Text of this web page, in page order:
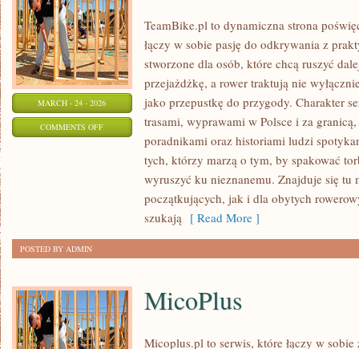
MARCH - 24 - 2026
COMMENTS OFFON
TeamBike.pl to dynamiczna strona
łączy w sobie pasję do odkrywania z
stworzone dla osób, które chcą ruszyć
przejażdżkę, a rower traktują nie
jako przepustkę do przygody. Charakter
trasami, wyprawami w Polsce i za
poradnikami oraz historiami ludzi
tych, którzy marzą o tym, by spakować
wyruszyć ku nieznanemu. Znajduje się tu
początkujących, jak i dla obytych
szukają [ Read More ]
POSTED BY ADMIN
MicoPlus
Micoplus.pl to serwis, które łączy w